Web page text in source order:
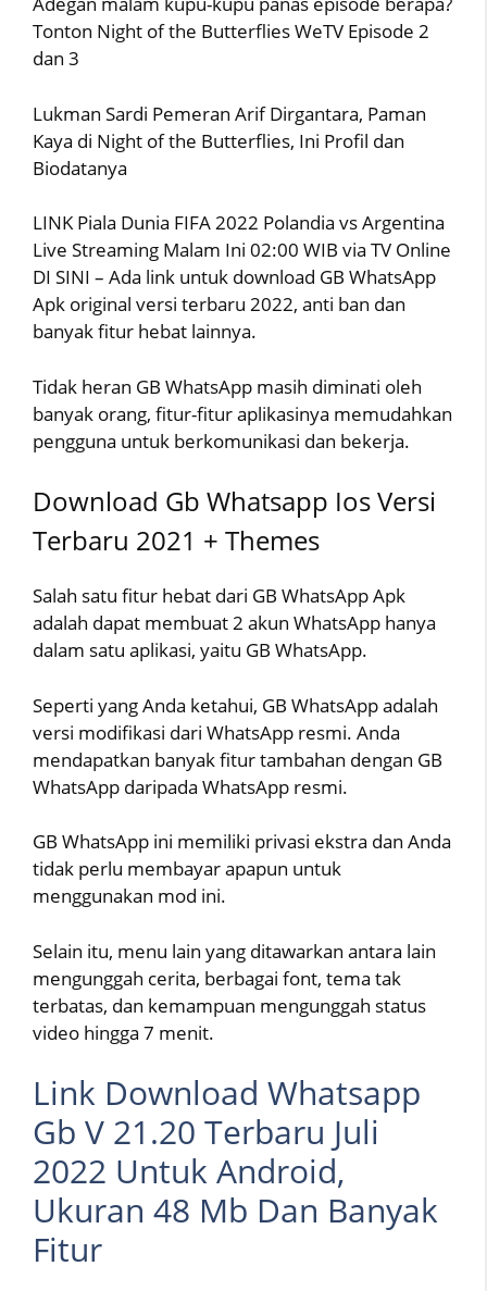
Tonton Night of the Butterflies WeTV Episode 2
dan 3
Lukman Sardi Pemeran Arif Dirgantara, Paman
Kaya di Night of the Butterflies, Ini Profil dan
Biodatanya
LINK Piala Dunia FIFA 2022 Polandia vs Argentina
Live Streaming Malam Ini 02:00 WIB via TV Online
DI SINI – Ada link untuk download GB WhatsApp
Apk original versi terbaru 2022, anti ban dan
banyak fitur hebat lainnya.
Tidak heran GB WhatsApp masih diminati oleh
banyak orang, fitur-fitur aplikasinya memudahkan
pengguna untuk berkomunikasi dan bekerja.
Download Gb Whatsapp Ios Versi
Terbaru 2021 + Themes
Salah satu fitur hebat dari GB WhatsApp Apk
adalah dapat membuat 2 akun WhatsApp hanya
dalam satu aplikasi, yaitu GB WhatsApp.
Seperti yang Anda ketahui, GB WhatsApp adalah
versi modifikasi dari WhatsApp resmi. Anda
mendapatkan banyak fitur tambahan dengan GB
WhatsApp daripada WhatsApp resmi.
GB WhatsApp ini memiliki privasi ekstra dan Anda
tidak perlu membayar apapun untuk
menggunakan mod ini.
Selain itu, menu lain yang ditawarkan antara lain
mengunggah cerita, berbagai font, tema tak
terbatas, dan kemampuan mengunggah status
video hingga 7 menit.
Link Download Whatsapp
Gb V 21.20 Terbaru Juli
2022 Untuk Android,
Ukuran 48 Mb Dan Banyak
Fitur